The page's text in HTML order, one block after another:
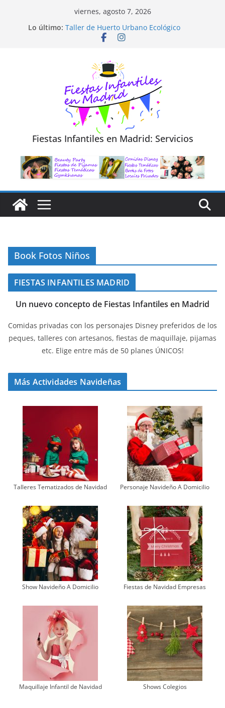
viernes, agosto 7, 2026
Lo último: Taller de Huerto Urbano Ecológico
TALLER FOTOGRAFÍA LA NATURALEZA
Trivial Virtual para niños
Fiestas Infantiles en Madrid: Servicios
Book Fotos Niños
FIESTAS INFANTILES MADRID
Un nuevo concepto de Fiestas Infantiles en Madrid
Comidas privadas con los personajes Disney preferidos de los
peques, talleres con artesanos, fiestas de maquillaje, pijamas
etc. Elige entre más de 50 planes ÚNICOS!
Más Actividades Navideñas
Talleres Tematizados de Navidad Personaje Navideño A Domicilio
Show Navideño A Domicilio Fiestas de Navidad Empresas
Maquillaje Infantil de Navidad Shows Colegios